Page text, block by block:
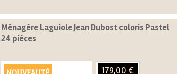
Ménagère Laguiole Jean Dubost coloris Pastel
24 pièces
179,00 €